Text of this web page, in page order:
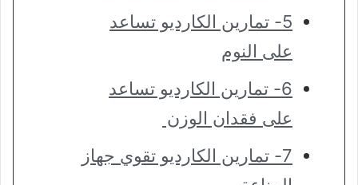
5- تمارين الكارديو تساعد
على النوم
6- تمارين الكارديو تساعد
على فقدان الوزن
7- تمارين الكارديو تقوي جهاز